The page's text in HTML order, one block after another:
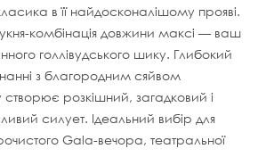
в її найдосконалішому прояві.
комбінація довжини максі — ваш
голлівудського шику. Глибокий
з благородним сяйвом
розкішний, загадковий і
силует. Ідеальний вибір для
Gala-вечора, театральної